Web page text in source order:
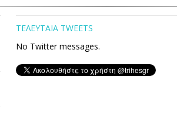
ΤΕΛΕΥΤΑΙΑ TWEETS
No Twitter messages.